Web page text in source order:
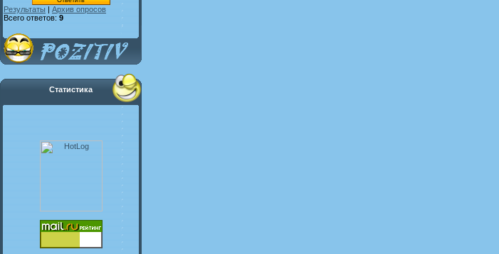
Результаты | Архив опросов
Всего ответов: 9
Статистика